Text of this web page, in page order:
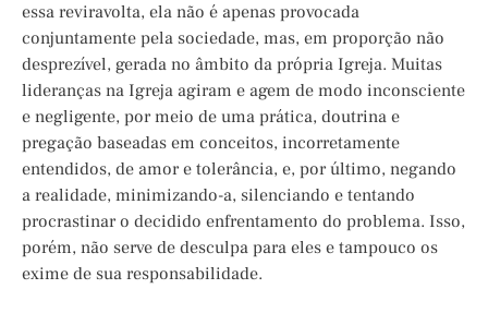
essa reviravolta, ela não é apenas provocada
conjuntamente pela sociedade, mas, em proporção não
desprezível, gerada no âmbito da própria Igreja. Muitas
lideranças na Igreja agiram e agem de modo inconsciente
e negligente, por meio de uma prática, doutrina e
pregação baseadas em conceitos, incorretamente
entendidos, de amor e tolerância, e, por último, negando
a realidade, minimizando-a, silenciando e tentando
procrastinar o decidido enfrentamento do problema. Isso,
porém, não serve de desculpa para eles e tampouco os
exime de sua responsabilidade.